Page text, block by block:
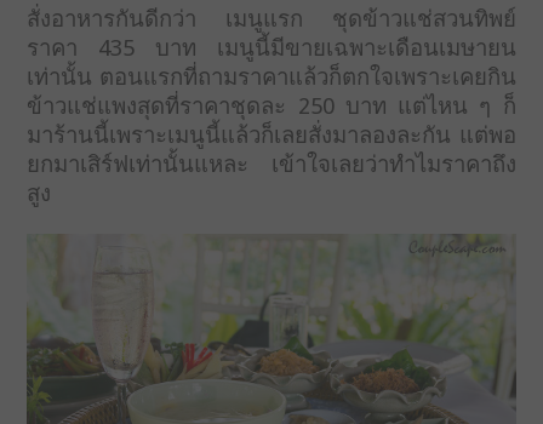
สั่งอาหารกันดีกว่า เมนูแรก ชุดข้าวแช่สวนทิพย์
ราคา 435 บาท เมนูนี้มีขายเฉพาะเดือนเมษายน
เท่านั้น ตอนแรกที่ถามราคาแล้วก็ตกใจเพราะเคยกิน
ข้าวแช่แพงสุดที่ราคาชุดละ 250 บาท แต่ไหน ๆ ก็
มาร้านนี้เพราะเมนูนี้แล้วก็เลยสั่งมาลองละกัน แต่พอ
ยกมาเสิร์ฟเท่านั้นแหละ เข้าใจเลยว่าทำไมราคาถึง
สูง